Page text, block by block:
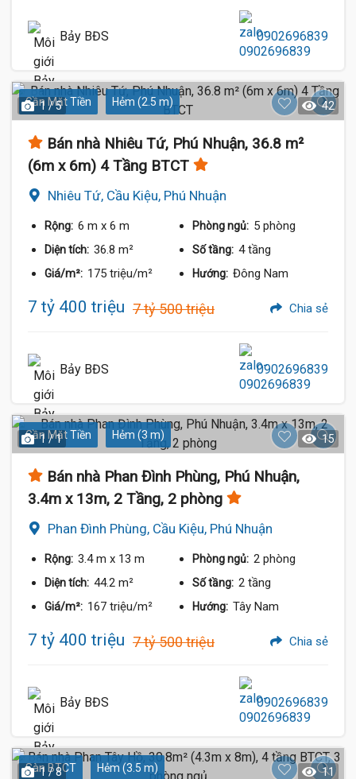
Bảy BĐS 0902696839
Gần Mặt Tiền Hẻm (2.5 m)
1 / 5 42
Bán nhà Nhiêu Tứ, Phú Nhuận, 36.8 m²
(6m x 6m) 4 Tầng BTCT
Nhiêu Tứ, Cầu Kiệu, Phú Nhuận
Rộng: 6 m x 6 m Phòng ngủ: 5 phòng
Diện tích: 36.8 m² Số tầng: 4 tầng
Giá/m²: 175 triệu/m² Hướng: Đông Nam
7 tỷ 400 triệu 7 tỷ 500 triệu Chia sẻ
Bảy BĐS 0902696839
Gần Mặt Tiền Hẻm (3 m)
1 / 1 15
Bán nhà Phan Đình Phùng, Phú Nhuận,
3.4m x 13m, 2 Tầng, 2 phòng
Phan Đình Phùng, Cầu Kiệu, Phú Nhuận
Rộng: 3.4 m x 13 m Phòng ngủ: 2 phòng
Diện tích: 44.2 m² Số tầng: 2 tầng
Giá/m²: 167 triệu/m² Hướng: Tây Nam
7 tỷ 400 triệu 7 tỷ 500 triệu Chia sẻ
Bảy BĐS 0902696839
Sàn BTCT Hẻm (3.5 m)
1 / 8 11